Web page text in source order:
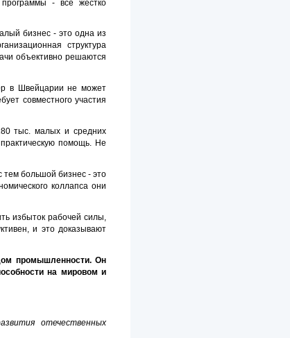
- всё жестко
бизнес - это одна из
структура
объективно решаются
в Швейцарии не может
совместного участия
тыс. малых и средних
помощь. Не
тем большой бизнес - это
коллапса они
избыток рабочей силы,
и это доказывают
промышленности. Он
на мировом и
отечественных